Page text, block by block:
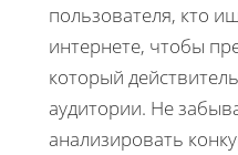
пользователя, кто
интернете, чтобы
который
аудитории. Не
анализировать